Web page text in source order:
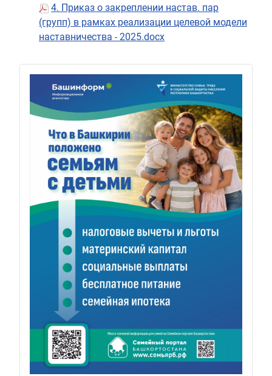
4. Приказ о закреплении настав. пар
(групп) в рамках реализации целевой модели
наставничества - 2025.docx